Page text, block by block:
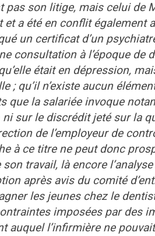
pas son litige, mais celui de
et a été en conflit également
un certificat d’un
consultation à l’époque de
était en dépression,
; qu’il n’existe aucun
que la salariée invoque
sur le discrédit jeté sur la
de l’employeur de
à ce titre ne peut donc
son travail, là encore
après avis du comité
les jeunes chez le
imposées par des
auquel l’infirmière ne